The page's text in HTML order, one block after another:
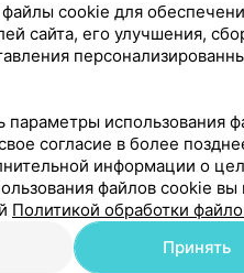
Yclients
салона.
д...
Yclients
cookie для
сайта, его улучшения,
использования
согласие в более
информации о
файлов cookie
Политикой обработки
Принять